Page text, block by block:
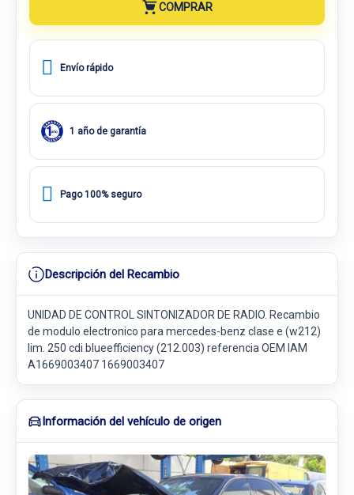
COMPRAR
Envío rápido
1 año de garantía
Pago 100% seguro
Descripción del Recambio
UNIDAD DE CONTROL SINTONIZADOR DE RADIO. Recambio
de modulo electronico para mercedes-benz clase e (w212)
lim. 250 cdi blueefficiency (212.003) referencia OEM IAM
A1669003407 1669003407
Información del vehículo de origen